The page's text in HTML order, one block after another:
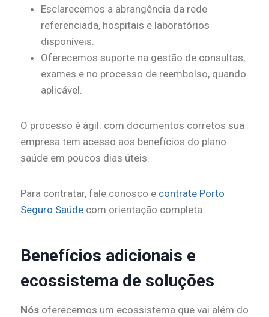
Esclarecemos a abrangência da rede
referenciada, hospitais e laboratórios
disponíveis.
Oferecemos suporte na gestão de consultas,
exames e no processo de reembolso, quando
aplicável.
O processo é ágil: com documentos corretos sua
empresa tem acesso aos benefícios do plano
saúde em poucos dias úteis.
Para contratar, fale conosco e contrate Porto
Seguro Saúde com orientação completa.
Benefícios adicionais e
ecossistema de soluções
Nós oferecemos um ecossistema que vai além do